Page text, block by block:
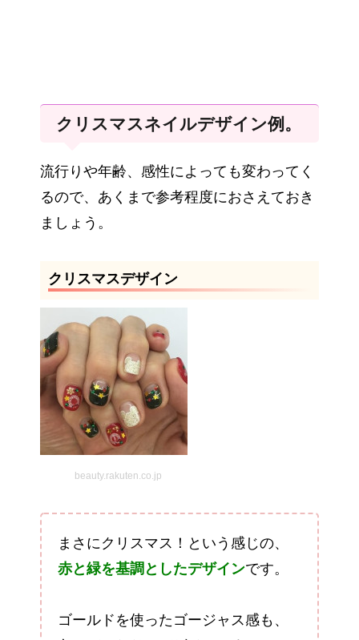
クリスマスネイルデザイン例。
流行りや年齢、感性によっても変わってく
るので、あくまで参考程度におさえておき
ましょう。
クリスマスデザイン
beauty.rakuten.co.jp
まさにクリスマス！という感じの、
赤と緑を基調としたデザインです。
ゴールドを使ったゴージャス感も、